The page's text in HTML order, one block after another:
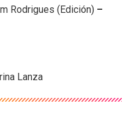
Rodrigues (Edición) –
Lanza